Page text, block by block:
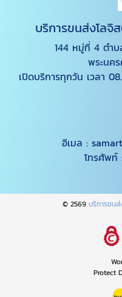
บริการขนส่งโล
144 หมู่ที่ 4 ตำบ
พระนค
เปิดบริการทุกวัน เวลา
อีเมล :
โทรศัพท์
© 2569 บริการขน
Protect